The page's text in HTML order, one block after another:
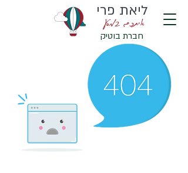
איתכם במסע
ליאת פרי
חברת בוטיק